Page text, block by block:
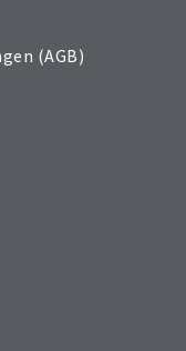
(AGB)